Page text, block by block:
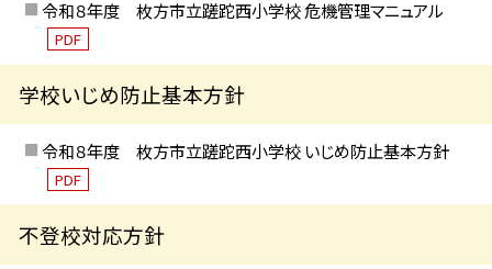
令和８年度 枚方市立蹉跎西小学校 危機管理マニュアル
PDF
学校いじめ防止基本方針
令和８年度 枚方市立蹉跎西小学校 いじめ防止基本方針
PDF
不登校対応方針